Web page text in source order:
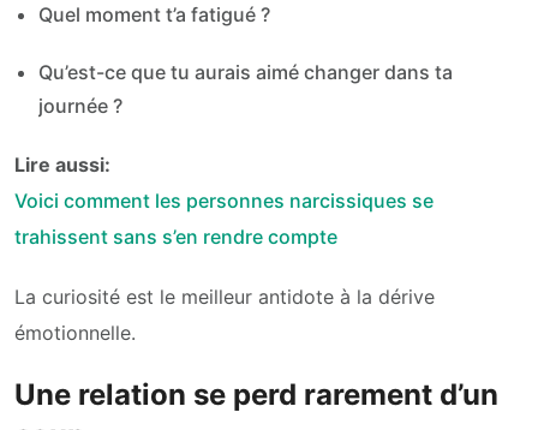
Quel moment t’a fatigué ?
Qu’est-ce que tu aurais aimé changer dans ta
journée ?
Lire aussi:
Voici comment les personnes narcissiques se
trahissent sans s’en rendre compte
La curiosité est le meilleur antidote à la dérive
émotionnelle.
Une relation se perd rarement d’un